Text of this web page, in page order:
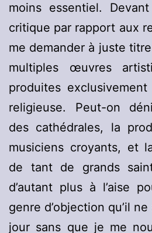
moins essentiel.
critique par rapport aux
me demander à juste
multiples œuvres
produites
religieuse. Peut-on
des cathédrales, la
musiciens croyants, et
de tant de grands
d’autant plus à l’aise
genre d’objection qu’il
jour sans que je me